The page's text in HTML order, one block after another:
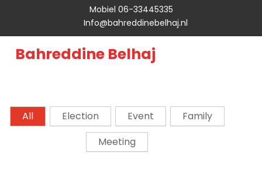
Mobiel 06-33445335
Info@bahreddinebelhaj.nl
Bahreddine Belhaj
All Election Event
Family
Meeting